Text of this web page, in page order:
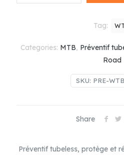
SKU: PRE-
Categories: MTB, Préventif
Road
Tag:
Share
Préventif tubeless, protège et